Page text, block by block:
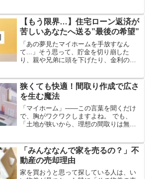
です。資産1億への最短ルートと、失敗し
ないパートナー選びの正解とは？
【もう限界…】住宅ローン返済が
苦しいあなたへ送る”最後の希望”
「あの夢見たマイホームを手放すなん
て...」そう思って、貯金を切り崩した
り、親や兄弟に頭を下げたり、金利の高
っていませんか？しかし、安心してくだ
さい。あなたは一人ではありません。
狭くても快適！間取り作成で広さ
を生む魔法
「マイホーム」――この言葉を聞くだけ
で、胸がワクワクしますよね。 でも、
「土地が狭いから、理想の間取りは無理
安心ください。 実は、土地の広さだけが
家の快適さを決めるわけで...
「みんななんで家を売るの？」不
動産の売却理由
家を買おうと思って探している人は、い